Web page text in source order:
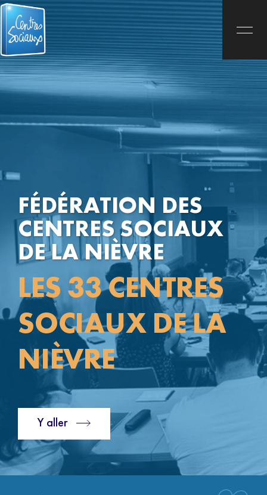
FÉDÉRATION DES
CENTRES SOCIAUX
DE LA NIÈVRE
LES 33 CENTRES
SOCIAUX DE LA
NIÈVRE
Y aller